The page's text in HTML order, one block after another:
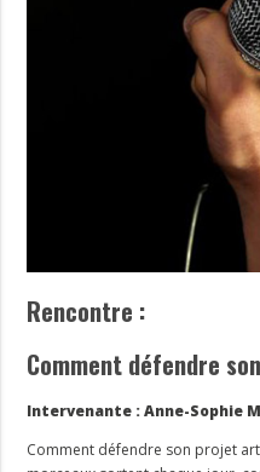
Rencontre :
Comment défendre
Intervenante : Anne-Sophie
Comment défendre son projet